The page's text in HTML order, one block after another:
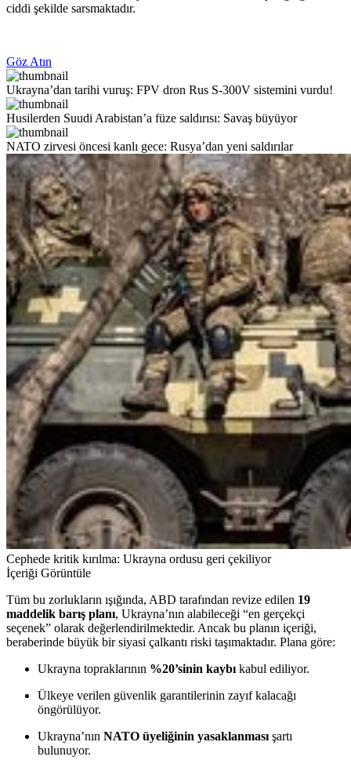
ciddi şekilde sarsmaktadır.
Göz Atın
Ukrayna’dan tarihi vuruş: FPV dron Rus S-300V sistemini vurdu!
Husilerden Suudi Arabistan’a füze saldırısı: Savaş büyüyor
NATO zirvesi öncesi kanlı gece: Rusya’dan yeni saldırılar
Cephede kritik kırılma: Ukrayna ordusu geri çekiliyor
İçeriği Görüntüle
Tüm bu zorlukların ışığında, ABD tarafından revize edilen 19
maddelik barış planı, Ukrayna’nın alabileceği “en gerçekçi
seçenek” olarak değerlendirilmektedir. Ancak bu planın içeriği,
beraberinde büyük bir siyasi çalkantı riski taşımaktadır. Plana göre:
Ukrayna topraklarının %20’sinin kaybı kabul ediliyor.
Ülkeye verilen güvenlik garantilerinin zayıf kalacağı
öngörülüyor.
Ukrayna’nın NATO üyeliğinin yasaklanması şartı
bulunuyor.